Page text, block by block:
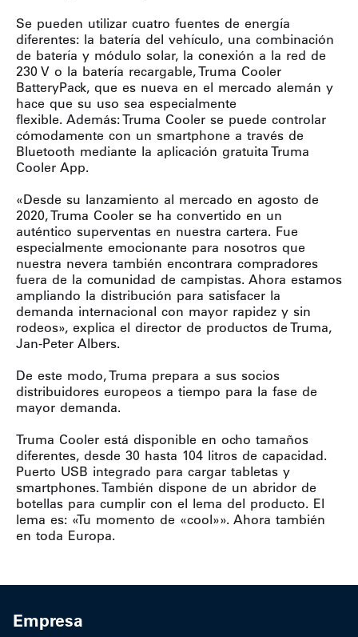
Se pueden utilizar cuatro fuentes de energía
diferentes: la batería del vehículo, una combinación
de batería y módulo solar, la conexión a la red de
230 V o la batería recargable, Truma Cooler
BatteryPack, que es nueva en el mercado alemán y
hace que su uso sea especialmente
flexible. Además: Truma Cooler se puede controlar
cómodamente con un smartphone a través de
Bluetooth mediante la aplicación gratuita Truma
Cooler App.
«Desde su lanzamiento al mercado en agosto de
2020, Truma Cooler se ha convertido en un
auténtico superventas en nuestra cartera. Fue
especialmente emocionante para nosotros que
nuestra nevera también encontrara compradores
fuera de la comunidad de campistas. Ahora estamos
ampliando la distribución para satisfacer la
demanda internacional con mayor rapidez y sin
rodeos», explica el director de productos de Truma,
Jan-Peter Albers.
De este modo, Truma prepara a sus socios
distribuidores europeos a tiempo para la fase de
mayor demanda.
Truma Cooler está disponible en ocho tamaños
diferentes, desde 30 hasta 104 litros de capacidad.
Puerto USB integrado para cargar tabletas y
smartphones. También dispone de un abridor de
botellas para cumplir con el lema del producto. El
lema es: «Tu momento de «cool»». Ahora también
en toda Europa.
Empresa